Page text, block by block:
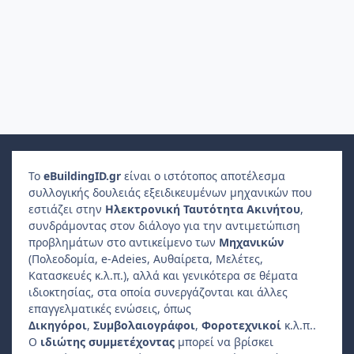
Το eBuildingID.gr είναι ο ιστότοπος αποτέλεσμα
συλλογικής δουλειάς εξειδικευμένων μηχανικών που
εστιάζει στην Ηλεκτρονική Ταυτότητα Ακινήτου,
συνδράμοντας στον διάλογο για την αντιμετώπιση
προβλημάτων στο αντικείμενο των Μηχανικών
(Πολεοδομία, e-Adeies, Αυθαίρετα, Μελέτες,
Κατασκευές κ.λ.π.), αλλά και γενικότερα σε θέματα
ιδιοκτησίας, στα οποία συνεργάζονται και άλλες
επαγγελματικές ενώσεις, όπως
Δικηγόροι, Συμβολαιογράφοι, Φοροτεχνικοί κ.λ.π..
Ο ιδιώτης συμμετέχοντας μπορεί να βρίσκει